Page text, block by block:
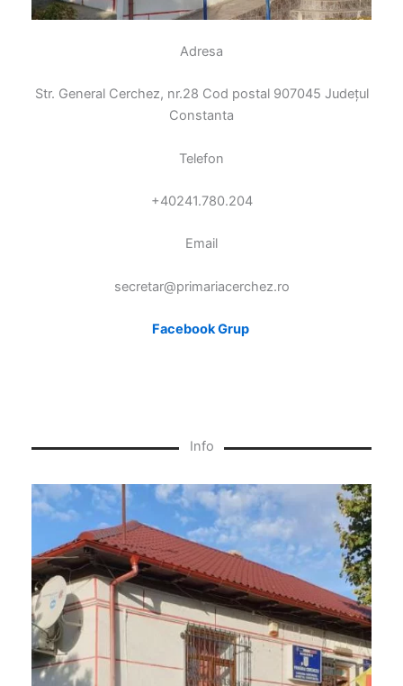
Adresa
Str. General Cerchez, nr.28 Cod postal 907045 Județul
Constanta
Telefon
+40241.780.204
Email
secretar@primariacerchez.ro
Facebook Grup
Info